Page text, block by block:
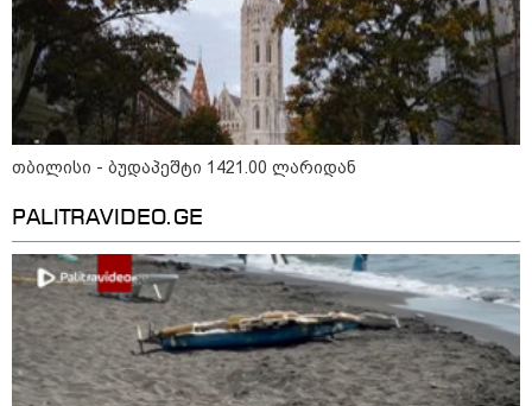
"რუსეთმა განახორციელა
საქართველოს ტერიტორიების
20%-ის ოკუპაცია და
სააკაშვილის, მისი რეჟიმის
ღალატი ვერანაირად ვერ
გადაფარავს ამ დანაშაულს" -
ირაკლი კობახიძე
კატეგორიის ყველა სიახლე
Eagle Hills-ის პროექტის
განხორციელება ეკონომიკის
ზრდის უპირობო გარანტია იქნება
- S&P Global Ratings
თბილისი - ბუდაპეშტი 1421.00 ლარიდან
PALITRAVIDEO.GE